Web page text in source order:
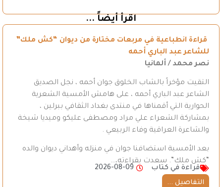
اقرأ أيضاً ...
قراءة انطباعية في مربعات مختارة من ديوان “كش ملك”
للشاعر عبد الباري أحمه
نصر محمد / ألمانيا
التقيت مؤخراً بالشاب الخلوق جوان أحمه ، نجل الصديق
الشاعر عبد الباري أحمه ، على هامش الأمسية الشعرية
الحوارية التي أقمناها في منتدى بغداد الثقافي ببرلين ،
بمشاركة الشعراء علي مراد ومصطفى عليكو وميديا شيخة
والشاعرة العراقية وفاء الربيعي .
بعد الأمسية استضافنا جوان في منزله وأهداني ديوان والده
“كش ملك”. سعدت بقراءته،…
قراءة في كتاب
2026-08-09
التفاصيل ...